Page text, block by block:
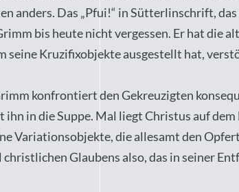
anders. Das „Pfui!“ in Sütterlinschrift,
bis heute nicht vergessen. Er hat die
seine Kruzifixobjekte ausgestellt hat,
konfrontiert den Gekreuzigten
in die Suppe. Mal liegt Christus auf
Variationsobjekte, die allesamt den
Glaubens also, das in seiner